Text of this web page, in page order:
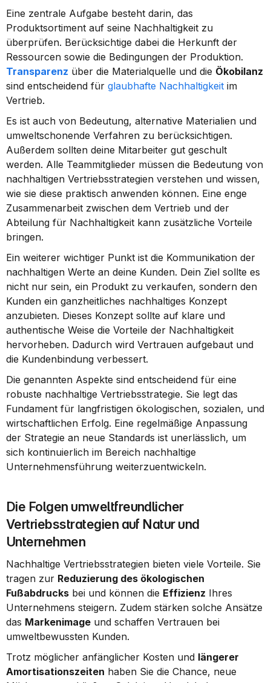
Eine zentrale Aufgabe besteht darin, das
Produktsortiment auf seine Nachhaltigkeit zu
überprüfen. Berücksichtige dabei die Herkunft der
Transparenz über die Materialquelle und die Ökobilanz
sind entscheidend für glaubhafte Nachhaltigkeit im
Vertrieb.
Es ist auch von Bedeutung, alternative Materialien und
umweltschonende Verfahren zu berücksichtigen.
Außerdem sollten deine Mitarbeiter gut geschult
werden. Alle Teammitglieder müssen die Bedeutung von
nachhaltigen Vertriebsstrategien verstehen und wissen,
wie sie diese praktisch anwenden können. Eine enge
Zusammenarbeit zwischen dem Vertrieb und der
Abteilung für Nachhaltigkeit kann zusätzliche Vorteile
bringen.
Ein weiterer wichtiger Punkt ist die Kommunikation der
nachhaltigen Werte an deine Kunden. Dein Ziel sollte es
nicht nur sein, ein Produkt zu verkaufen, sondern den
Kunden ein ganzheitliches nachhaltiges Konzept
anzubieten. Dieses Konzept sollte auf klare und
authentische Weise die Vorteile der Nachhaltigkeit
hervorheben. Dadurch wird Vertrauen aufgebaut und
die Kundenbindung verbessert.
Die genannten Aspekte sind entscheidend für eine
robuste nachhaltige Vertriebsstrategie. Sie legt das
Fundament für langfristigen ökologischen, sozialen, und
wirtschaftlichen Erfolg. Eine regelmäßige Anpassung
der Strategie an neue Standards ist unerlässlich, um
sich kontinuierlich im Bereich nachhaltige
Unternehmensführung weiterzuentwickeln.
Die Folgen umweltfreundlicher
Vertriebsstrategien auf Natur und
Unternehmen
Nachhaltige Vertriebsstrategien bieten viele Vorteile. Sie
tragen zur Reduzierung des ökologischen
Fußabdrucks bei und können die Effizienz Ihres
Unternehmens steigern. Zudem stärken solche Ansätze
das Markenimage und schaffen Vertrauen bei
umweltbewussten Kunden.
Trotz möglicher anfänglicher Kosten und längerer
Amortisationszeiten haben Sie die Chance, neue